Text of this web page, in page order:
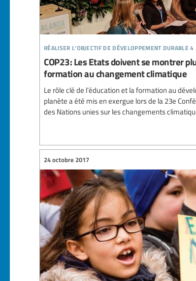
réaliser l’objectif de développement durable 4
COP23: Les Etats doivent se montrer
formation au changement climatique
Le rôle clé de l’éducation et la formation au
planète a été mis en exergue lors de la 23e
des Nations unies sur les changements
24 octobre 2017